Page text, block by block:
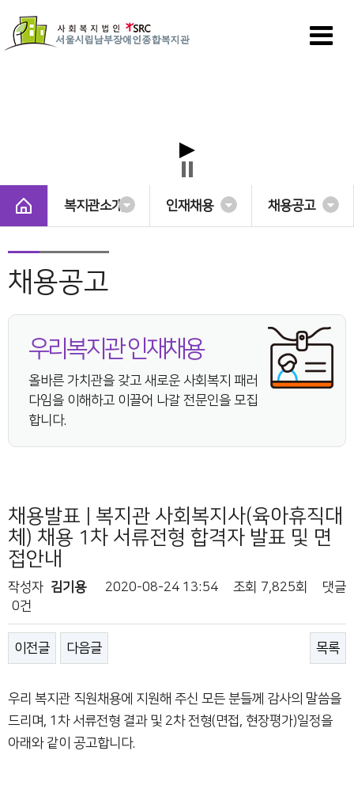
복지관소개 인재채용 채용공고
채용공고
우리복지관 인재채용
올바른 가치관을 갖고 새로운 사회복지 패러
다임을 이해하고 이끌어 나갈 전문인을 모집
합니다.
채용발표 | 복지관 사회복지사(육아휴직대
체) 채용 1차 서류전형 합격자 발표 및 면
접안내
작성자 김기용 2020-08-24 13:54 조회 7,825회
댓글
0건
이전글 다음글 목록
우리 복지관 직원채용에 지원해 주신 모든 분들께 감사의 말씀을
드리며, 1차 서류전형 결과 및 2차 전형(면접, 현장평가)일정을
아래와 같이 공고합니다.